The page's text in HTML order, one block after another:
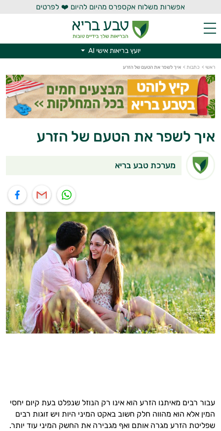
אפשרות משלוח אקספרס מהיום להיום ❤️ לפרטים
יועץ בריאות אישי AI
ראשי > כתבות > איך לשפר את הטעם של הזרע
איך לשפר את הטעם של הזרע
מערכת טבע בריא
עבור רבים מאיתנו הזרע הוא אינו רק הנוזל שנפלט בעת קיום יחסי
המין אלא הוא מהווה חלק חשוב באקט המיני היות ויש זוגות רבים
שפליטת הזרע מגרה אותם ואף מגבירה את החשק המיני עוד יותר.